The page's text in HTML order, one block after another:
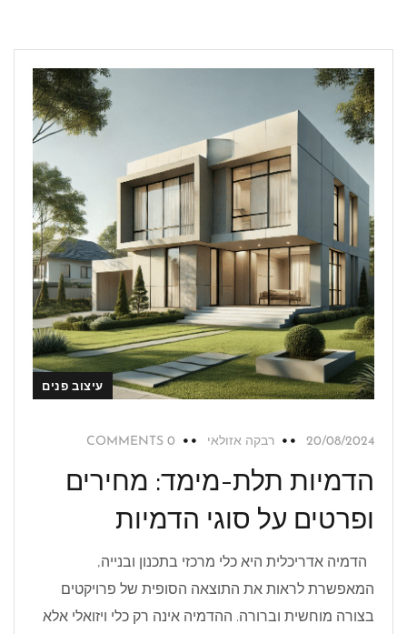
עיצוב פנים
20/08/2024 רבקה אזולאי 0 COMMENTS
הדמיות תלת-מימד: מחירים
ופרטים על סוגי הדמיות
הדמיה אדריכלית היא כלי מרכזי בתכנון ובנייה,
המאפשרת לראות את התוצאה הסופית של פרויקטים
בצורה מוחשית וברורה. ההדמיה אינה רק כלי ויזואלי אלא